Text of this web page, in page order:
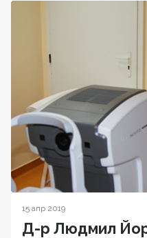
15 апр 2019
Д-р Людмил